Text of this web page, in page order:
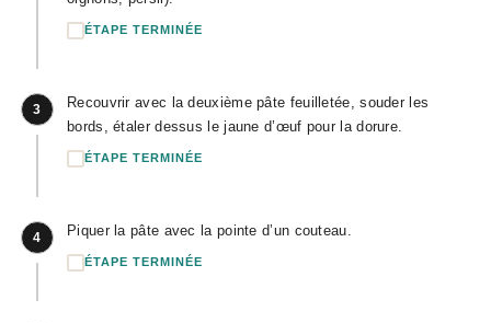
ÉTAPE TERMINÉE
3
Recouvrir avec la deuxième pâte feuilletée, souder les
bords, étaler dessus le jaune d’œuf pour la dorure.
ÉTAPE TERMINÉE
4 Piquer la pâte avec la pointe d’un couteau.
ÉTAPE TERMINÉE